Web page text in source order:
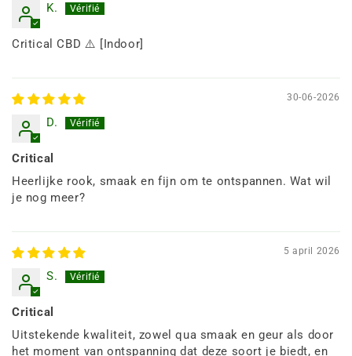
K.
Critical CBD ⚠️ [Indoor]
30-06-2026
D.
Critical
Heerlijke rook, smaak en fijn om te ontspannen. Wat wil
je nog meer?
5 april 2026
S.
Critical
Uitstekende kwaliteit, zowel qua smaak en geur als door
het moment van ontspanning dat deze soort je biedt, en